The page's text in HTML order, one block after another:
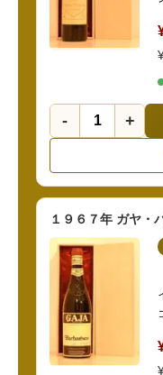
- +
１９６７年 ガヤ・